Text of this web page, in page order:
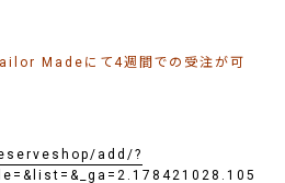
Madeにて4週間での受注が可
add/?